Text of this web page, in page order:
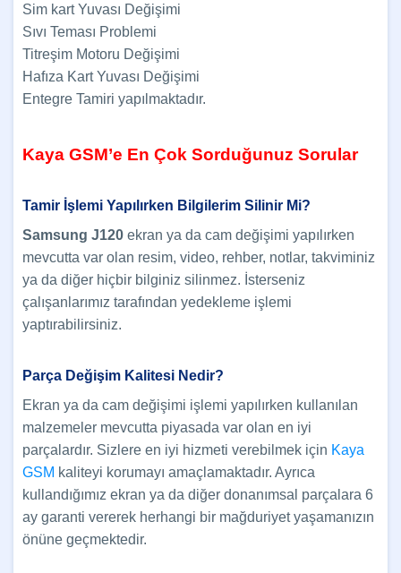
Sim kart Yuvası Değişimi
Sıvı Teması Problemi
Titreşim Motoru Değişimi
Hafıza Kart Yuvası Değişimi
Entegre Tamiri yapılmaktadır.
Kaya GSM’e En Çok Sorduğunuz Sorular
Tamir İşlemi Yapılırken Bilgilerim Silinir Mi?
Samsung J120 ekran ya da cam değişimi yapılırken
mevcutta var olan resim, video, rehber, notlar, takviminiz
ya da diğer hiçbir bilginiz silinmez. İsterseniz
çalışanlarımız tarafından yedekleme işlemi
yaptırabilirsiniz.
Parça Değişim Kalitesi Nedir?
Ekran ya da cam değişimi işlemi yapılırken kullanılan
malzemeler mevcutta piyasada var olan en iyi
parçalardır. Sizlere en iyi hizmeti verebilmek için Kaya
GSM kaliteyi korumayı amaçlamaktadır. Ayrıca
kullandığımız ekran ya da diğer donanımsal parçalara 6
ay garanti vererek herhangi bir mağduriyet yaşamanızın
önüne geçmektedir.